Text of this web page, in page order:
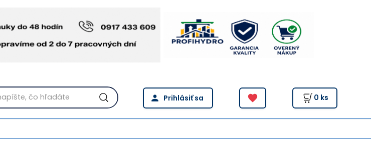
0 ks